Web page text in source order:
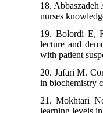
18.
nurses
19. Bolordi E,
lecture and
with patient
20. Jafari M.
in biochemistry
21. Mokhtari
learning levels